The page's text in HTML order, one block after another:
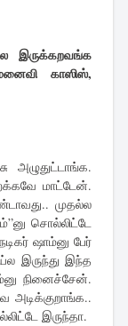
இருக்கறவங்க
காஸிஸ்,
அழுதுட்டாங்க.
மாட்டேன்.
முதல்ல
சொல்லிட்டே
ஷாம்னு பேர்
இருந்து இந்த
நினைச்சேன்.
அடிக்குறாங்க..
இருந்தா.